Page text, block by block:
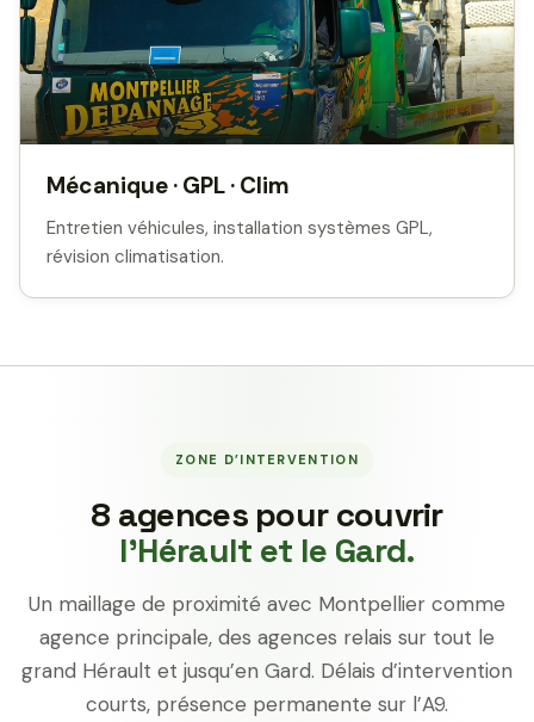
Mécanique · GPL · Clim
Entretien véhicules, installation systèmes GPL,
révision climatisation.
ZONE D’INTERVENTION
8 agences pour couvrir
l’Hérault et le Gard.
Un maillage de proximité avec Montpellier comme
agence principale, des agences relais sur tout le
grand Hérault et jusqu’en Gard. Délais d’intervention
courts, présence permanente sur l’A9.